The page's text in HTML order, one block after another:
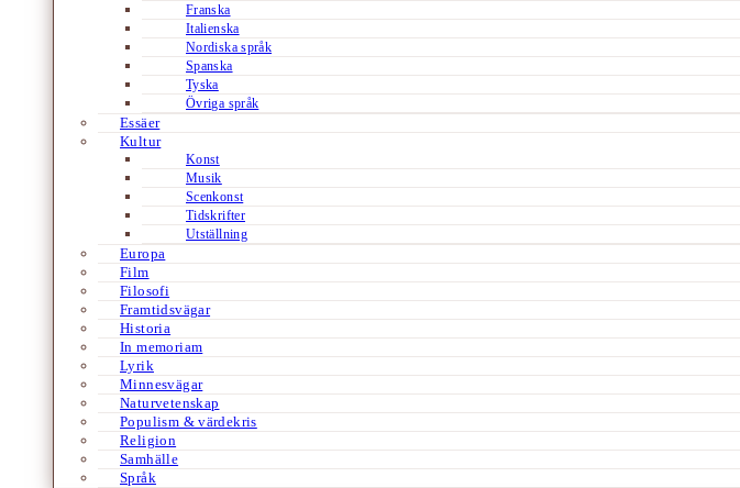
Franska
Italienska
Nordiska språk
Spanska
Tyska
Övriga språk
Essäer
Kultur
Konst
Musik
Scenkonst
Tidskrifter
Utställning
Europa
Film
Filosofi
Framtidsvägar
Historia
In memoriam
Lyrik
Minnesvägar
Naturvetenskap
Populism & värdekris
Religion
Samhälle
Språk